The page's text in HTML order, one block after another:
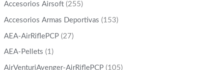
Accesorios Airsoft (255)
Accesorios Armas Deportivas (153)
AEA-AirRiflePCP (27)
AEA-Pellets (1)
AirVenturiAvenger-AirRiflePCP (105)